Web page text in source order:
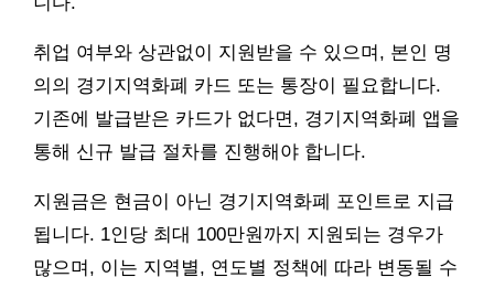
취업 여부와 상관없이 지원받을 수 있으며, 본인 명
의의 경기지역화폐 카드 또는 통장이 필요합니다.
기존에 발급받은 카드가 없다면, 경기지역화폐 앱을
통해 신규 발급 절차를 진행해야 합니다.
지원금은 현금이 아닌 경기지역화폐 포인트로 지급
됩니다. 1인당 최대 100만원까지 지원되는 경우가
많으며, 이는 지역별, 연도별 정책에 따라 변동될 수